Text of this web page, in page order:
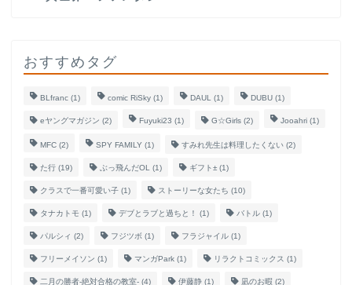
おすすめタグ
BLfranc (1) comic RiSky (1) DAUL (1) DUBU (1)
eヤングマガジン (2) Fuyuki23 (1) G☆Girls (2) Jooahri (1)
MFC (2) SPY FAMILY (1) すみれ先生は料理したくない (2)
た行 (19) ぶっ飛んだOL (1) ギフト± (1)
クラスで一番可愛い子 (1) ストーリーな女たち (10)
タナカトモ (1) デブとラブと過ちと！ (1) バトル (1)
パルシィ (2) フジツボ (1) フラジャイル (1)
フリーメイソン (1) マンガPark (1) リラクトコミックス (1)
二月の勝者-絶対合格の教室- (4) 伊藤静 (1) 凪のお暇 (2)